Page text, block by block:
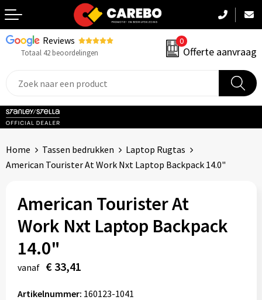
Reviews
Totaal 42 beoordelingen
0
Offerte aanvraag
Terug
Sportkleding
Kinderkleding
Tassen
Home Tassen bedrukken
Laptop Rugtas
American Tourister At Work Nxt Laptop Backpack 14.0"
American Tourister At
Work Nxt Laptop Backpack
14.0"
vanaf € 33,41
Artikelnummer: 160123-1041